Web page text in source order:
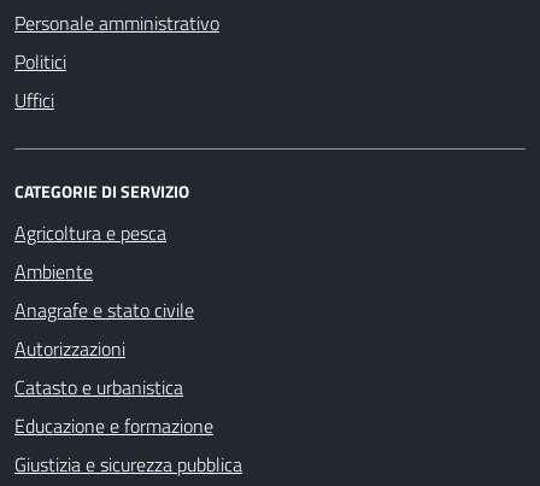
Personale amministrativo
Politici
Uffici
CATEGORIE DI SERVIZIO
Agricoltura e pesca
Ambiente
Anagrafe e stato civile
Autorizzazioni
Catasto e urbanistica
Educazione e formazione
Giustizia e sicurezza pubblica